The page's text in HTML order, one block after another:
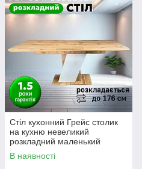
Стіл кухонний Грейс столик
на кухню невеликий
розкладний маленький
прямокутний з лдсп столи
столики на кухню в кафе
В наявності